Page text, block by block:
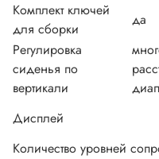
Комплект ключей
для сборки
да
Регулировка
сиденья по
вертикали
Дисплей
Количество уровней